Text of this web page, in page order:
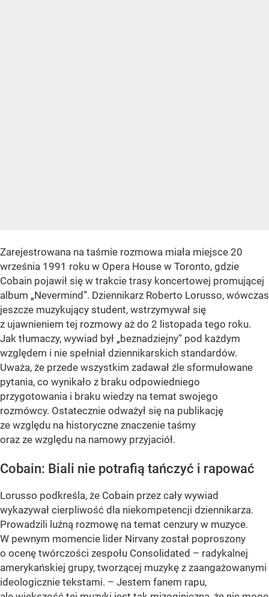
Zarejestrowana na taśmie rozmowa miała miejsce 20
września 1991 roku w Opera House w Toronto, gdzie
Cobain pojawił się w trakcie trasy koncertowej promującej
album „Nevermind”. Dziennikarz Roberto Lorusso, wówczas
jeszcze muzykujący student, wstrzymywał się
z ujawnieniem tej rozmowy aż do 2 listopada tego roku.
Jak tłumaczy, wywiad był „beznadziejny” pod każdym
względem i nie spełniał dziennikarskich standardów.
Uważa, że przede wszystkim zadawał źle sformułowane
pytania, co wynikało z braku odpowiedniego
przygotowania i braku wiedzy na temat swojego
rozmówcy. Ostatecznie odważył się na publikację
ze względu na historyczne znaczenie taśmy
oraz ze względu na namowy przyjaciół.
Cobain: Biali nie potrafią tańczyć i rapować
Lorusso podkreśla, że Cobain przez cały wywiad
wykazywał cierpliwość dla niekompetencji dziennikarza.
Prowadzili luźną rozmowę na temat cenzury w muzyce.
W pewnym momencie lider Nirvany został poproszony
o ocenę twórczości zespołu Consolidated – radykalnej
amerykańskiej grupy, tworzącej muzykę z zaangażowanymi
ideologicznie tekstami. – Jestem fanem rapu,